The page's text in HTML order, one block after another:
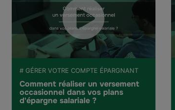
# GÉRER VOTRE COMPTE ÉPARGNANT
Comment réaliser un versement
occasionnel dans vos plans
d'épargne salariale ?